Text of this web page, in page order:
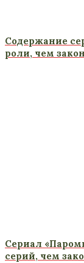
Содержание
роли, чем
Сериал
серий, чем